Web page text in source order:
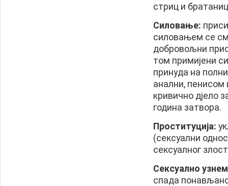
стриц и
Силовање:
силовањем се
добровољни
том примијени
принуда на
анални,
кривично дјело
година затвора.
Проституција:
(сексуални
сексуалног
Сексуално
спада